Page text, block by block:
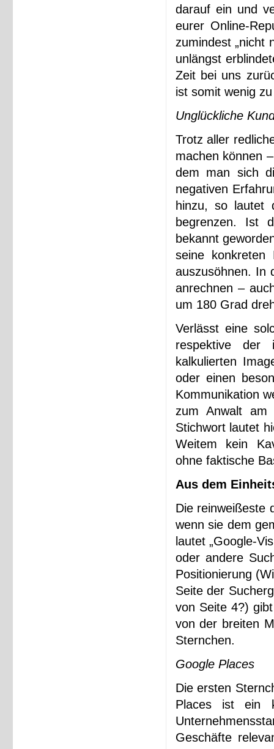
darauf ein und
eurer Online-
zumindest „nicht
unlängst
Zeit bei uns
ist somit wenig
Unglückliche
Trotz aller
machen können
dem man sich
negativen
hinzu, so lautet
begrenzen. Ist
bekannt
seine konkreten
auszusöhnen. In
anrechnen –
um 180 Grad
Verlässt eine
respektive der
kalkulierten
oder einen
Kommunikation
zum Anwalt am
Stichwort lautet
Weitem kein
ohne faktische
Aus dem
Die reinweißeste
wenn sie dem
lautet „Google-
oder andere
Positionierung
Seite der
von Seite 4?)
von der breiten
Sternchen.
Google Places
Die ersten
Places ist ein
Geschäfte